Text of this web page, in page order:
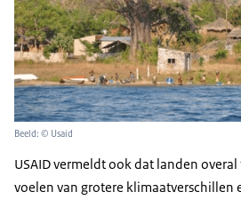
Beeld: © Usaid
USAID vermeldt ook dat landen
voelen van grotere klimaatverschillen